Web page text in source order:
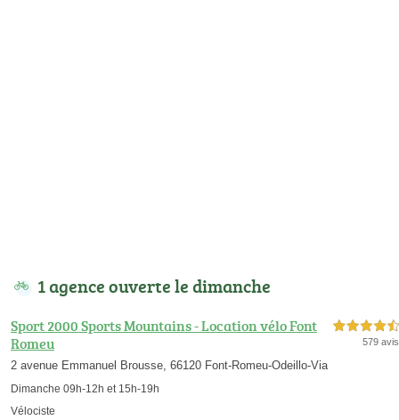
1 agence ouverte le dimanche
Sport 2000 Sports Mountains - Location vélo Font
Romeu
2 avenue Emmanuel Brousse, 66120 Font-Romeu-Odeillo-Via
Dimanche 09h-12h et 15h-19h
4,5 étoiles sur 5
579 avis
Vélociste